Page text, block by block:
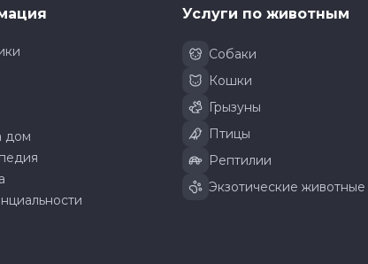
дом
Услуги по животным
Собаки
Кошки
Грызуны
Птицы
Рептилии
Экзотические животные